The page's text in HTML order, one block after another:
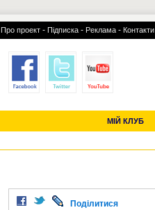
Про проект - Підписка - Реклама - Контакти
МІЙ КЛУБ
УСІ ТРАНСФЕРИ
Поділитися